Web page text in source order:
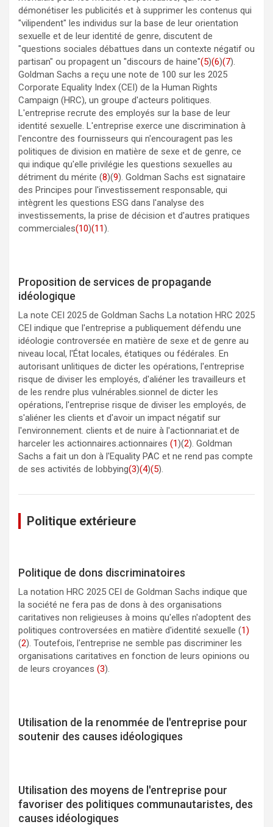
démonétiser les publicités et à supprimer les contenus qui
"vilipendent" les individus sur la base de leur orientation
sexuelle et de leur identité de genre, discutent de
"questions sociales débattues dans un contexte négatif ou
partisan" ou propagent un "discours de haine"(5)(6)(7).
Goldman Sachs a reçu une note de 100 sur les 2025
Corporate Equality Index (CEI) de la Human Rights
Campaign (HRC), un groupe d'acteurs politiques.
L'entreprise recrute des employés sur la base de leur
identité sexuelle. L'entreprise exerce une discrimination à
l'encontre des fournisseurs qui n'encouragent pas les
politiques de division en matière de sexe et de genre, ce
qui indique qu'elle privilégie les questions sexuelles au
détriment du mérite (8)(9). Goldman Sachs est signataire
des Principes pour l'investissement responsable, qui
intègrent les questions ESG dans l'analyse des
investissements, la prise de décision et d'autres pratiques
commerciales(10)(11).
Proposition de services de propagande
idéologique
La note CEI 2025 de Goldman Sachs La notation HRC 2025
CEI indique que l'entreprise a publiquement défendu une
idéologie controversée en matière de sexe et de genre au
niveau local, l'État locales, étatiques ou fédérales. En
autorisant unlitiques de dicter les opérations, l'entreprise
risque de diviser les employés, d'aliéner les travailleurs et
de les rendre plus vulnérables.sionnel de dicter les
opérations, l'entreprise risque de diviser les employés, de
s'aliéner les clients et d'avoir un impact négatif sur
l'environnement. clients et de nuire à l'actionnariat.et de
harceler les actionnaires.actionnaires (1)(2). Goldman
Sachs a fait un don à l'Equality PAC et ne rend pas compte
de ses activités de lobbying(3)(4)(5).
Politique extérieure
Politique de dons discriminatoires
La notation HRC 2025 CEI de Goldman Sachs indique que
la société ne fera pas de dons à des organisations
caritatives non religieuses à moins qu'elles n'adoptent des
politiques controversées en matière d'identité sexuelle (1)
(2). Toutefois, l'entreprise ne semble pas discriminer les
organisations caritatives en fonction de leurs opinions ou
de leurs croyances (3).
Utilisation de la renommée de l'entreprise pour
soutenir des causes idéologiques
Utilisation des moyens de l'entreprise pour
favoriser des politiques communautaristes, des
causes idéologiques